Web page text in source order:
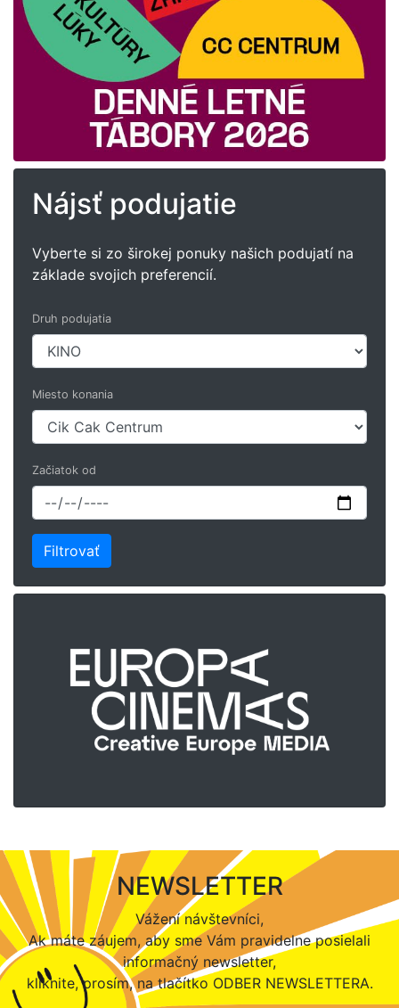
Nájsť podujatie
Vyberte si zo širokej ponuky našich podujatí na
základe svojich preferencií.
Druh podujatia
Miesto konania
Začiatok od
NEWSLETTER
Vážení návštevníci,
Ak máte záujem, aby sme Vám pravidelne posielali
informačný newsletter,
kliknite, prosím, na tlačítko ODBER NEWSLETTERA.